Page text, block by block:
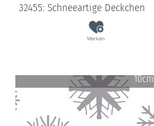
32455: Schneeartige Deckchen
Merken
10cm